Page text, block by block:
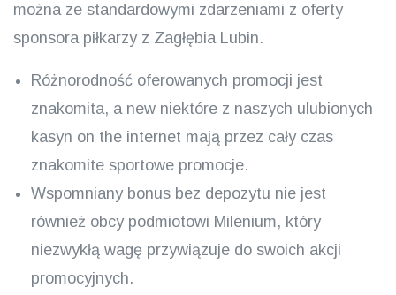
można ze standardowymi zdarzeniami z oferty
sponsora piłkarzy z Zagłębia Lubin.
Różnorodność oferowanych promocji jest
znakomita, a new niektóre z naszych ulubionych
kasyn on the internet mają przez cały czas
znakomite sportowe promocje.
Wspomniany bonus bez depozytu nie jest
również obcy podmiotowi Milenium, który
niezwykłą wagę przywiązuje do swoich akcji
promocyjnych.